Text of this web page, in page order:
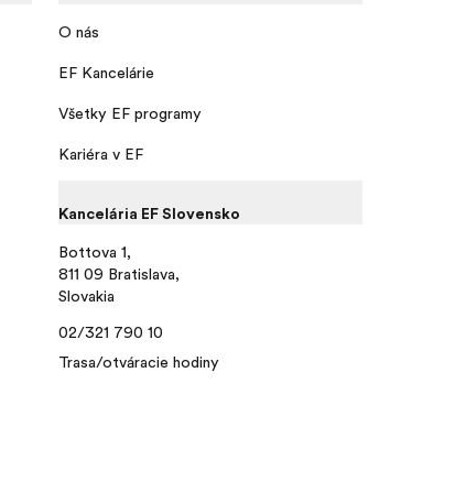
O nás
EF Kancelárie
Všetky EF programy
Kariéra v EF
Kancelária EF Slovensko
Bottova 1,
811 09 Bratislava,
Slovakia
02/321 790 10
Trasa/otváracie hodiny